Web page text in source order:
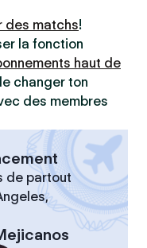
des matchs!
la fonction
haut de
changer ton
des membres
de partout